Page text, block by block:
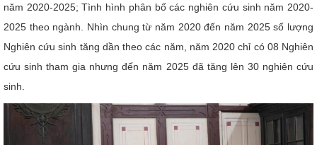
năm 2020-2025; Tình hình phân bố các nghiên cứu sinh năm 2020-
2025 theo ngành. Nhìn chung từ năm 2020 đến năm 2025 số lượng
Nghiên cứu sinh tăng dần theo các năm, năm 2020 chỉ có 08 Nghiên
cứu sinh tham gia nhưng đến năm 2025 đã tăng lên 30 nghiên cứu
sinh.